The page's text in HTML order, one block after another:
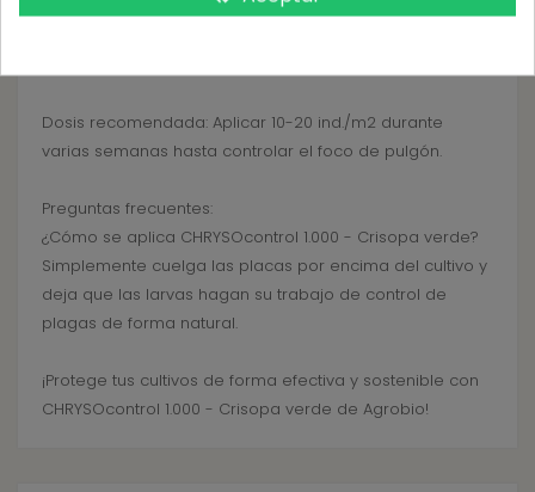
verde! ¡Las existencias son limitadas y la demanda es
Dosis recomendada: Aplicar 10-20 ind./m2 durante
varias semanas hasta controlar el foco de pulgón.
Preguntas frecuentes:
¿Cómo se aplica CHRYSOcontrol 1.000 - Crisopa verde?
Simplemente cuelga las placas por encima del cultivo y
deja que las larvas hagan su trabajo de control de
plagas de forma natural.
¡Protege tus cultivos de forma efectiva y sostenible con
CHRYSOcontrol 1.000 - Crisopa verde de Agrobio!